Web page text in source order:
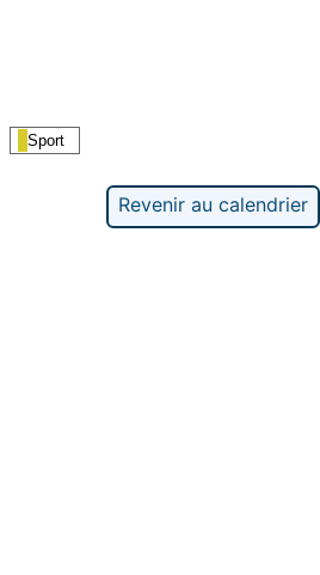
Sport
Revenir au calendrier